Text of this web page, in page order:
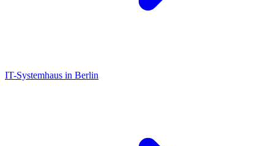
IT-Systemhaus in Berlin